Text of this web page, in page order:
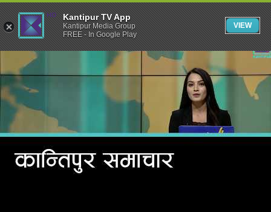
Kantipur TV App
Kantipur Media Group
FREE - In Google Play
VIEW